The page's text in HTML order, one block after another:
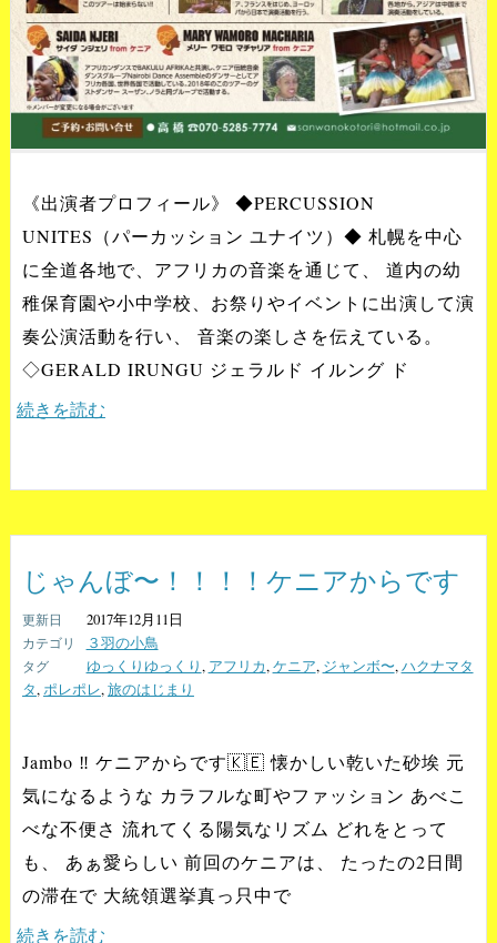
《出演者プロフィール》 ◆PERCUSSION
UNITES（パーカッション ユナイツ）◆ 札幌を中心
に全道各地で、アフリカの音楽を通じて、 道内の幼
稚保育園や小中学校、お祭りやイベントに出演して演
奏公演活動を行い、 音楽の楽しさを伝えている。
◇GERALD IRUNGU ジェラルド イルング ド
続きを読む
じゃんぼ〜！！！！ケニアからです
2017年12月11日
３羽の小鳥
ゆっくりゆっくり, アフリカ,ケニア, ジャンボ〜,ハクナマタ
タ,ポレポレ,旅のはじまり
Jambo ‼️ ケニアからです🇰🇪 懐かしい乾いた砂埃 元
気になるような カラフルな町やファッション あべこ
べな不便さ 流れてくる陽気なリズム どれをとって
も、 あぁ愛らしい 前回のケニアは、 たったの2日間
の滞在で 大統領選挙真っ只中で
続きを読む